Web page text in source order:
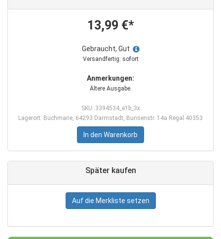
13,99 €*
Gebraucht, Gut
Versandfertig: sofort
Anmerkungen:
Ältere Ausgabe.
SKU: 3394534_e1b_3x
Lagerort: Buchmarie, 64293 Darmstadt, Bunsenstr. 14a Regal 40353
In den Warenkorb
Später kaufen
Auf die Merkliste setzen